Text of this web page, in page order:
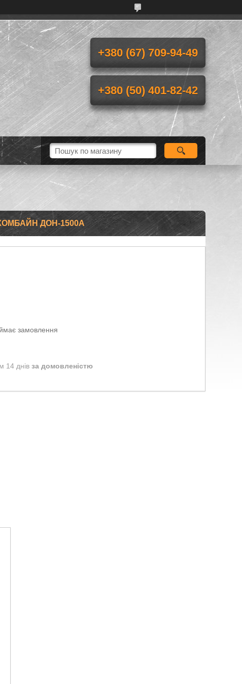
+380 (67) 709-94-49
+380 (50) 401-82-42
ДОН-1500А
замовлення
14 днів за домовленістю